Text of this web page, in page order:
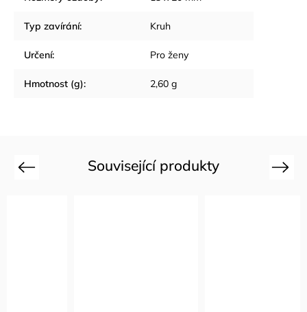
Typ zavírání: Kruh
Určení: Pro ženy
Hmotnost (g): 2,60 g
Související produkty
Previous Next